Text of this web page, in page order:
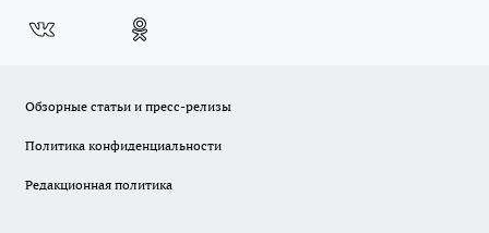
Обзорные статьи и пресс-релизы
Политика конфиденциальности
Редакционная политика